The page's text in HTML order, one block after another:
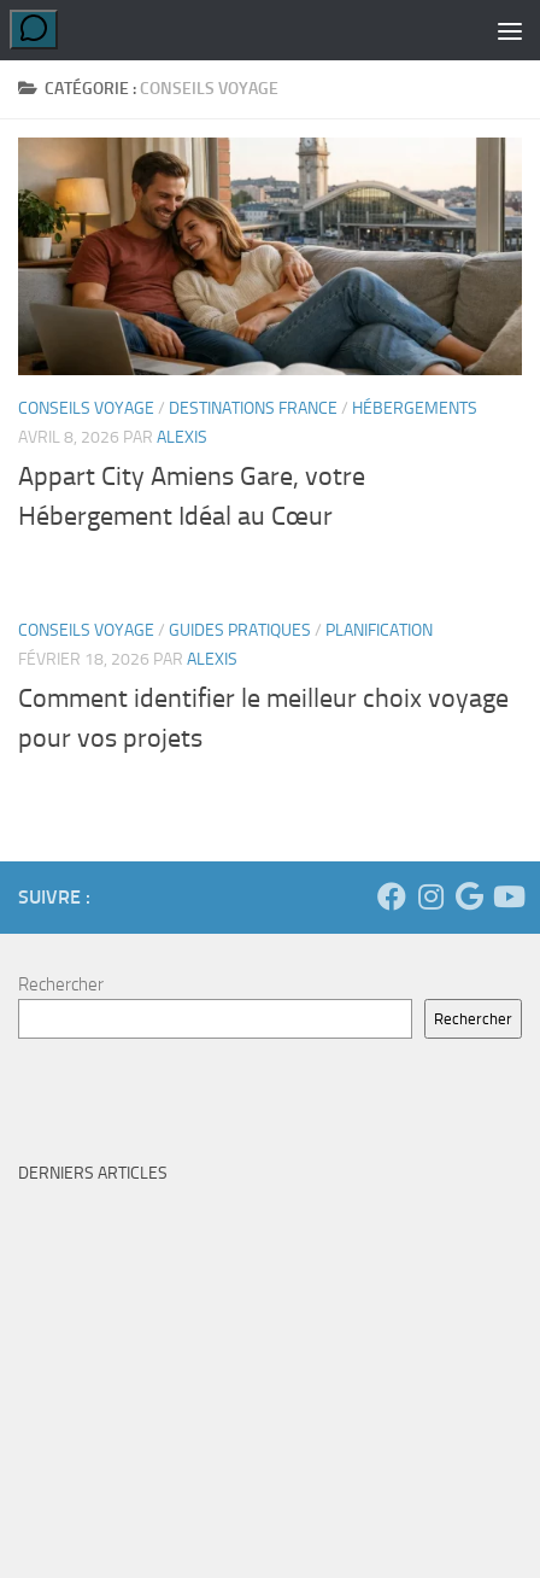
Skip to content
CATÉGORIE : CONSEILS VOYAGE
CONSEILS VOYAGE / DESTINATIONS FRANCE / HÉBERGEMENTS
AVRIL 8, 2026 PAR ALEXIS
Appart City Amiens Gare, votre
Hébergement Idéal au Cœur
CONSEILS VOYAGE / GUIDES PRATIQUES / PLANIFICATION
FÉVRIER 18, 2026 PAR ALEXIS
Comment identifier le meilleur choix voyage
pour vos projets
SUIVRE :
Rechercher
Rechercher
DERNIERS ARTICLES